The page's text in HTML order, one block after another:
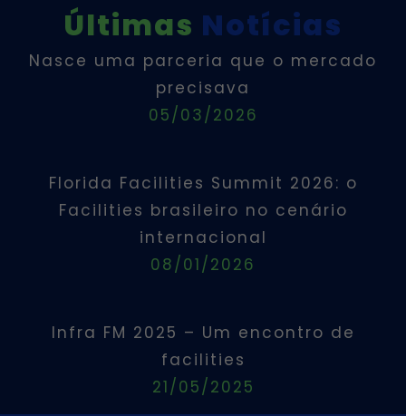
Últimas Notícias
Nasce uma parceria que o mercado
precisava
05/03/2026
Florida Facilities Summit 2026: o
Facilities brasileiro no cenário
internacional
08/01/2026
Infra FM 2025 – Um encontro de
facilities
21/05/2025